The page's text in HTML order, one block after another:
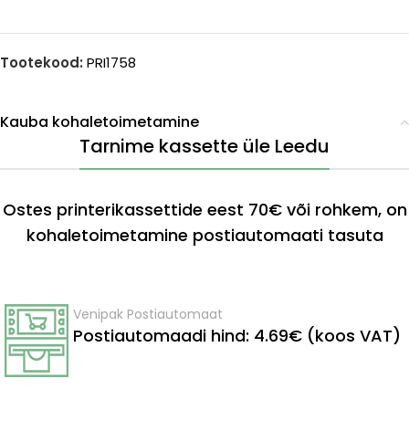
Tootekood: PRI1758
Kauba kohaletoimetamine
Tarnime kassette üle Leedu
Ostes printerikassettide eest 70€ või rohkem, on
kohaletoimetamine postiautomaati tasuta
Venipak Postiautomaat
Postiautomaadi hind: 4.69€ (koos VAT)